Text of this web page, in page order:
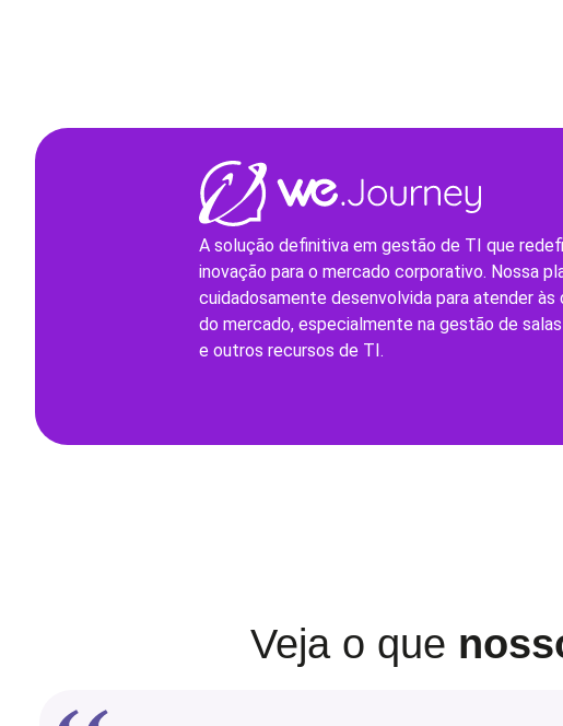
A solução definitiva em gestão de TI que
inovação para o mercado corporativo. Nossa
cuidadosamente desenvolvida para atender às
do mercado, especialmente na gestão de
e outros recursos de TI.
Veja o que